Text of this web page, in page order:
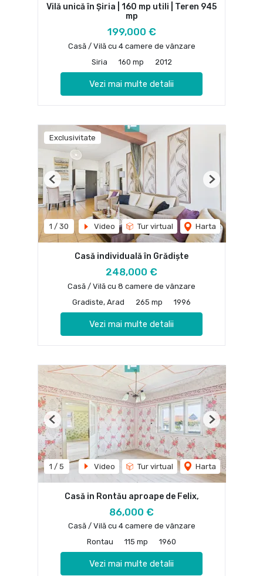
Vilă unică în Șiria | 160 mp utili | Teren 945
mp
199,000 €
Casă / Vilă cu 4 camere de vânzare
Siria
160 mp 2012
Vezi mai multe detalii
Exclusivitate
1 / 30 Video Tur virtual Harta
Previous Next
Casă individuală în Grădiște
248,000 €
Casă / Vilă cu 8 camere de vânzare
Gradiste, Arad
265 mp 1996
Vezi mai multe detalii
1 / 5 Video Tur virtual Harta
Previous Next
Casă in Rontău aproape de Felix,
86,000 €
Casă / Vilă cu 4 camere de vânzare
Rontau
115 mp 1960
Vezi mai multe detalii